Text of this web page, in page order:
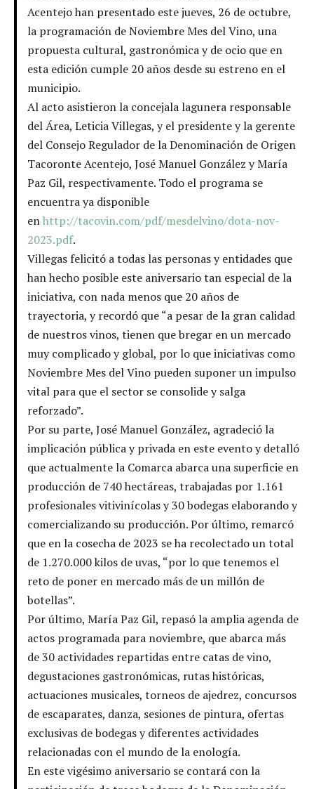
Acentejo han presentado este jueves, 26 de octubre,
la programación de Noviembre Mes del Vino, una
propuesta cultural, gastronómica y de ocio que en
esta edición cumple 20 años desde su estreno en el
municipio.
Al acto asistieron la concejala lagunera responsable
del Área, Leticia Villegas, y el presidente y la gerente
del Consejo Regulador de la Denominación de Origen
Tacoronte Acentejo, José Manuel González y María
Paz Gil, respectivamente. Todo el programa se
encuentra ya disponible
enhttp://tacovin.com/pdf/mesdelvino/dota-nov-
2023.pdf.
Villegas felicitó a todas las personas y entidades que
han hecho posible este aniversario tan especial de la
iniciativa, con nada menos que 20 años de
trayectoria, y recordó que “a pesar de la gran calidad
de nuestros vinos, tienen que bregar en un mercado
muy complicado y global, por lo que iniciativas como
Noviembre Mes del Vino pueden suponer un impulso
vital para que el sector se consolide y salga
reforzado”.
Por su parte, José Manuel González, agradeció la
implicación pública y privada en este evento y detalló
que actualmente la Comarca abarca una superficie en
producción de 740 hectáreas, trabajadas por 1.161
profesionales vitivinícolas y 30 bodegas elaborando y
comercializando su producción. Por último, remarcó
que en la cosecha de 2023 se ha recolectado un total
de 1.270.000 kilos de uvas, “por lo que tenemos el
reto de poner en mercado más de un millón de
botellas”.
Por último, María Paz Gil, repasó la amplia agenda de
actos programada para noviembre, que abarca más
de 30 actividades repartidas entre catas de vino,
degustaciones gastronómicas, rutas históricas,
actuaciones musicales, torneos de ajedrez, concursos
de escaparates, danza, sesiones de pintura, ofertas
exclusivas de bodegas y diferentes actividades
relacionadas con el mundo de la enología.
En este vigésimo aniversario se contará con la